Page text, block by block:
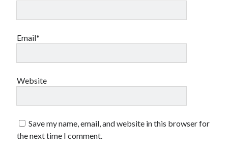
Email*
Website
Save my name, email, and website in this browser for
the next time I comment.